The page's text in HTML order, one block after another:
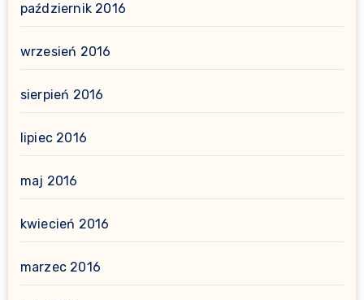
październik 2016
wrzesień 2016
sierpień 2016
lipiec 2016
maj 2016
kwiecień 2016
marzec 2016